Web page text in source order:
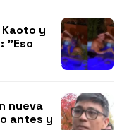
y
"Eso
nueva
antes y